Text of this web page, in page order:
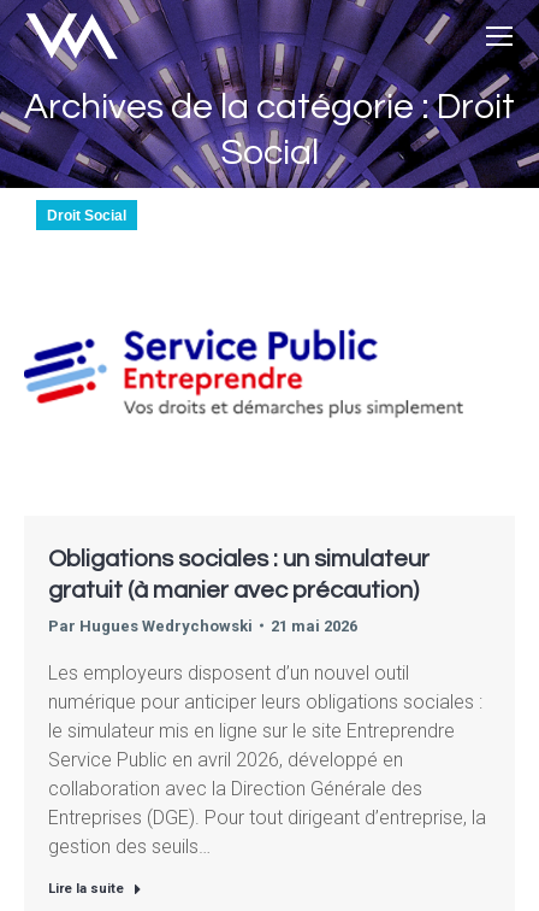
Archives de la catégorie : Droit
Social
Vous êtes ici :
Droit Social
Obligations sociales : un simulateur
gratuit (à manier avec précaution)
Par Hugues Wedrychowski 21 mai 2026
Les employeurs disposent d’un nouvel outil
numérique pour anticiper leurs obligations sociales :
le simulateur mis en ligne sur le site Entreprendre
Service Public en avril 2026, développé en
collaboration avec la Direction Générale des
Entreprises (DGE). Pour tout dirigeant d’entreprise, la
gestion des seuils…
Lire la suite